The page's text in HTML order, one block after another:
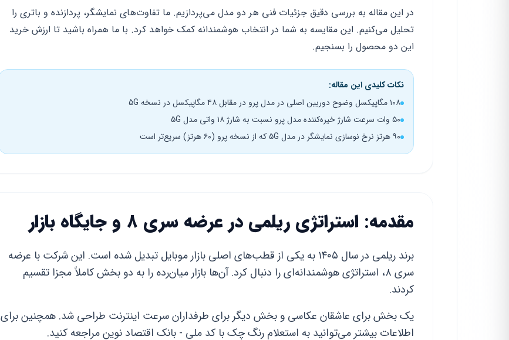
در این مقاله به بررسی دقیق جزئیات فنی هر دو مدل می‌پردازیم. ما تفاوت‌های نمایشگر، پردازنده و باتری را
تحلیل می‌کنیم. این مقایسه به شما در انتخاب هوشمندانه کمک خواهد کرد. با ما همراه باشید تا ارزش خرید
این دو محصول را بسنجیم.
نکات کلیدی این مقاله:
۱۰۸ مگاپیکسل وضوح دوربین اصلی در مدل پرو در مقابل ۴۸ مگاپیکسل در نسخه 5G
۵۰ وات سرعت شارژ خیره‌کننده مدل پرو نسبت به شارژ ۱۸ واتی مدل 5G
۹۰ هرتز نرخ نوسازی نمایشگر در مدل 5G که از نسخه پرو (۶۰ هرتز) سریع‌تر است
مقدمه: استراتژی ریلمی در عرضه سری 8 و جایگاه بازار
برند ریلمی در سال ۱۴۰۵ به یکی از قطب‌های اصلی بازار موبایل تبدیل شده است. این شرکت با عرضه
سری ۸، استراتژی هوشمندانه‌ای را دنبال کرد. آن‌ها بازار میان‌رده را به دو بخش کاملاً مجزا تقسیم
کردند.
یک بخش برای عاشقان عکاسی و بخش دیگر برای طرفداران سرعت اینترنت طراحی شد. همچنین برای
اطلاعات بیشتر می‌توانید به استعلام رنگ چک با کد ملی - بانک اقتصاد نوین مراجعه کنید.